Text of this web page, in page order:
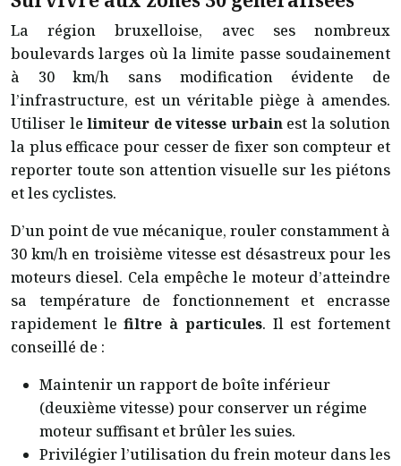
La région bruxelloise, avec ses nombreux
boulevards larges où la limite passe soudainement
à 30 km/h sans modification évidente de
l’infrastructure, est un véritable piège à amendes.
Utiliser le limiteur de vitesse urbainest la solution
la plus efficace pour cesser de fixer son compteur et
reporter toute son attention visuelle sur les piétons
et les cyclistes.
D’un point de vue mécanique, rouler constamment à
30 km/h en troisième vitesse est désastreux pour les
moteurs diesel. Cela empêche le moteur d’atteindre
sa température de fonctionnement et encrasse
rapidement lefiltre à particules. Il est fortement
conseillé de :
Maintenir un rapport de boîte inférieur
(deuxième vitesse) pour conserver un régime
moteur suffisant et brûler les suies.
Privilégier l’utilisation du frein moteur dans les